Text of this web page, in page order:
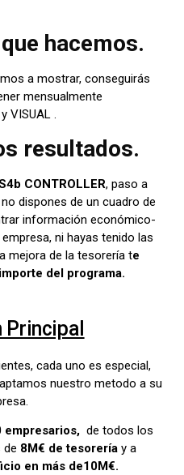
hacemos.
a mostrar, conseguirás
mensualmente
VISUAL .
resultados.
CONTROLLER, paso a
dispones de un cuadro de
información económico-
ni hayas tenido las
mejora de la tesorería te
del programa.
Principal
cada uno es especial,
nuestro metodo a su
empresarios, de todos los
de 8M€ de tesoreríay a
en más de10M€.